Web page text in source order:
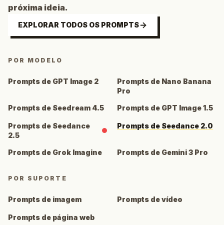
próxima ideia.
EXPLORAR TODOS OS PROMPTS
POR MODELO
Prompts de GPT Image 2
Prompts de Nano Banana
Pro
Prompts de Seedream 4.5
Prompts de GPT Image 1.5
Prompts de Seedance
2.5
Prompts de Seedance 2.0
Prompts de Grok Imagine Prompts de Gemini 3 Pro
POR SUPORTE
Prompts de imagem Prompts de vídeo
Prompts de página web